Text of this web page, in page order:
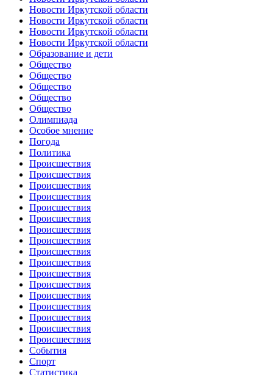
Новости Иркутской области
Новости Иркутской области
Новости Иркутской области
Новости Иркутской области
Образование и дети
Общество
Общество
Общество
Общество
Общество
Олимпиада
Особое мнение
Погода
Политика
Происшествия
Происшествия
Происшествия
Происшествия
Происшествия
Происшествия
Происшествия
Происшествия
Происшествия
Происшествия
Происшествия
Происшествия
Происшествия
Происшествия
Происшествия
Происшествия
Происшествия
События
Спорт
Статистика